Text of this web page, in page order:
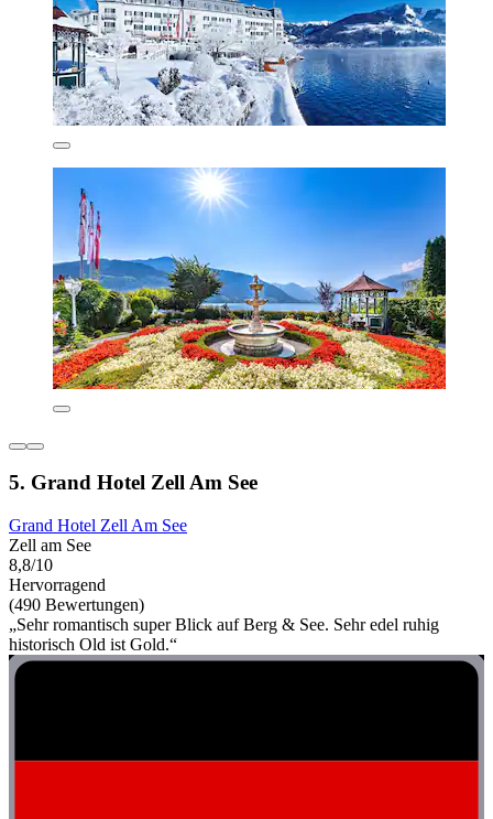
5. Grand Hotel Zell Am See
Grand Hotel Zell Am See
Zell am See
8,8/10
Hervorragend
(490 Bewertungen)
„Sehr romantisch super Blick auf Berg & See. Sehr edel ruhig
historisch Old ist Gold.“